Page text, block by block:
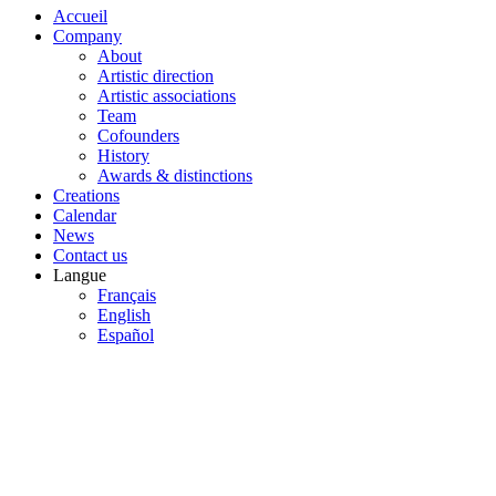
Accueil
Company
About
Artistic direction
Artistic associations
Team
Cofounders
History
Awards & distinctions
Creations
Calendar
News
Contact us
Langue
Français
English
Español